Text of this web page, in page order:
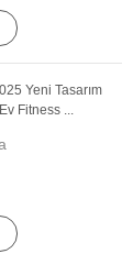
Yeni Tasarım
Fitness ...